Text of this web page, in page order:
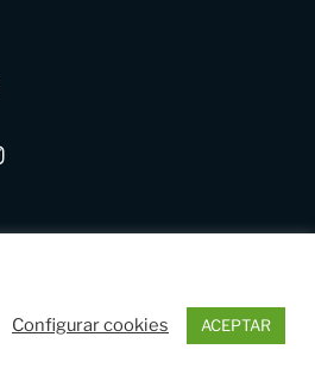
Configurar cookies ACEPTAR